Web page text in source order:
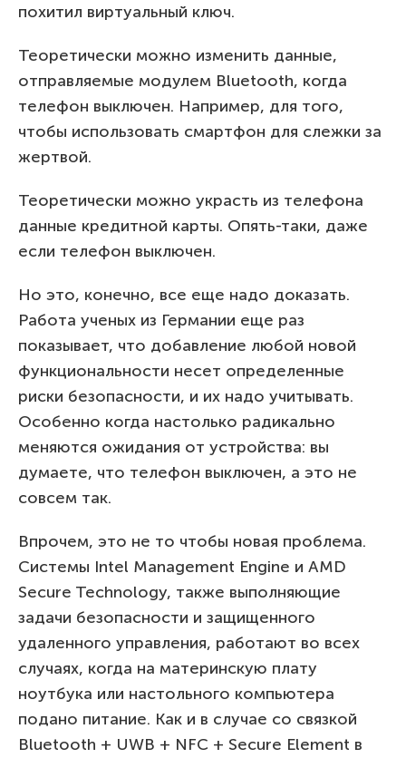
похитил виртуальный ключ.
Теоретически можно изменить данные,
отправляемые модулем Bluetooth, когда
телефон выключен. Например, для того,
чтобы использовать смартфон для слежки за
жертвой.
Теоретически можно украсть из телефона
данные кредитной карты. Опять-таки, даже
если телефон выключен.
Но это, конечно, все еще надо доказать.
Работа ученых из Германии еще раз
показывает, что добавление любой новой
функциональности несет определенные
риски безопасности, и их надо учитывать.
Особенно когда настолько радикально
меняются ожидания от устройства: вы
думаете, что телефон выключен, а это не
совсем так.
Впрочем, это не то чтобы новая проблема.
Системы Intel Management Engine и AMD
Secure Technology, также выполняющие
задачи безопасности и защищенного
удаленного управления, работают во всех
случаях, когда на материнскую плату
ноутбука или настольного компьютера
подано питание. Как и в случае со связкой
Bluetooth + UWB + NFC + Secure Element в